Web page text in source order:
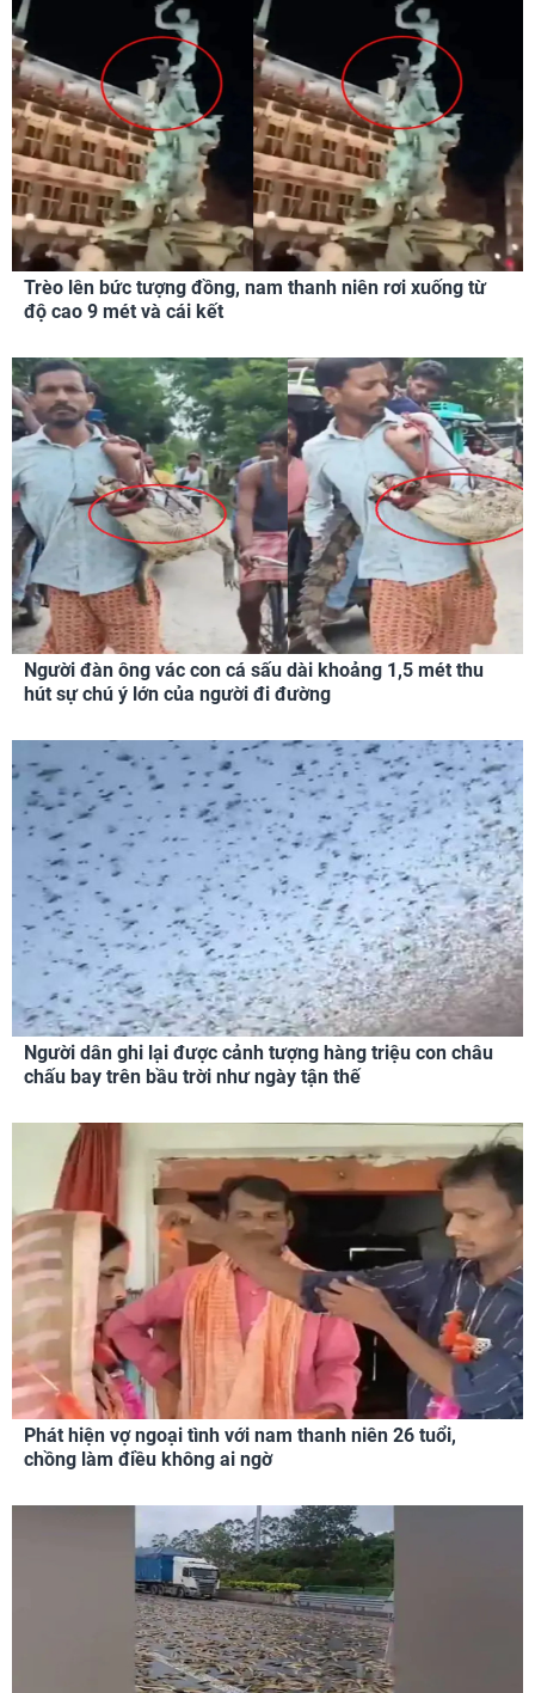
Trèo lên bức tượng đồng, nam thanh niên rơi xuống từ
độ cao 9 mét và cái kết
Người đàn ông vác con cá sấu dài khoảng 1,5 mét thu
hút sự chú ý lớn của người đi đường
Người dân ghi lại được cảnh tượng hàng triệu con châu
chấu bay trên bầu trời như ngày tận thế
Phát hiện vợ ngoại tình với nam thanh niên 26 tuổi,
chồng làm điều không ai ngờ